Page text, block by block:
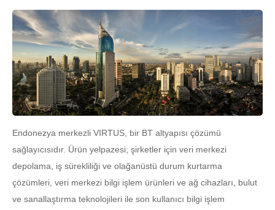
Endonezya merkezli VIRTUS, bir BT altyapısı çözümü
sağlayıcısıdır. Ürün yelpazesi; şirketler için veri merkezi
depolama, iş sürekliliği ve olağanüstü durum kurtarma
çözümleri, veri merkezi bilgi işlem ürünleri ve ağ cihazları, bulut
ve sanallaştırma teknolojileri ile son kullanıcı bilgi işlem